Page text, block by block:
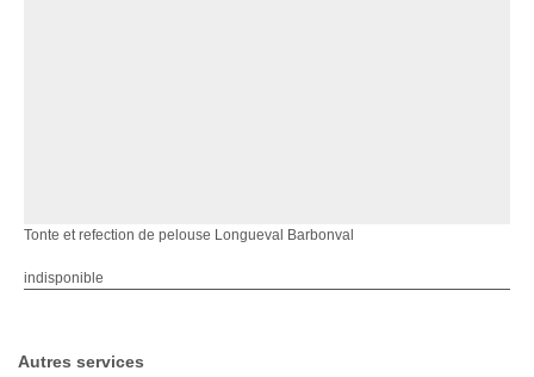
Tonte et refection de pelouse Longueval Barbonval
indisponible
Autres services